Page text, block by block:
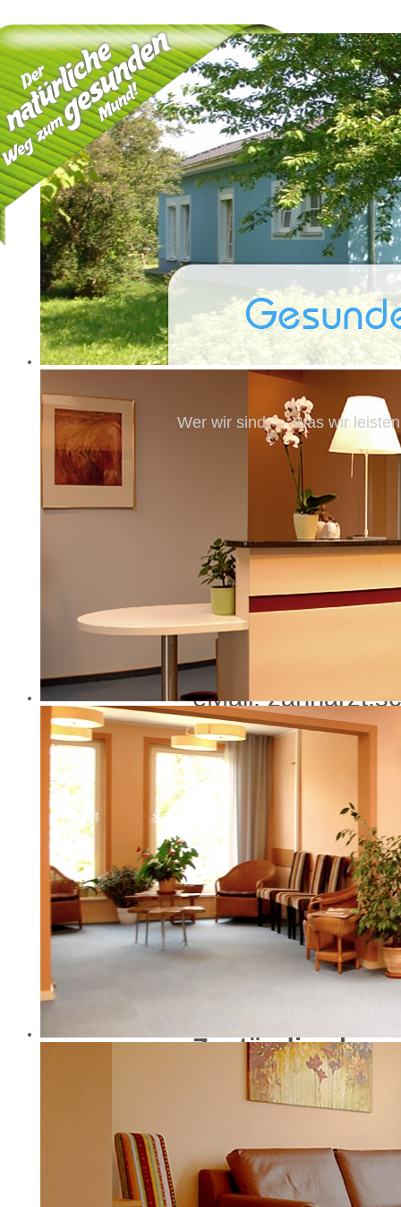
Wer wir sind Was wir leisten
Impressum
Zahnarztpraxis
Dipl. Stom.
Geraer Straße 4
01587 Riesa Tel:
eMail:
Internet: http://
Zuständige
Schützenhöhe 11
01099 Dresden
https://
sachsen.de/
Zuständige
Vereinigung:
(KZVS)
Schützenhöhe 11